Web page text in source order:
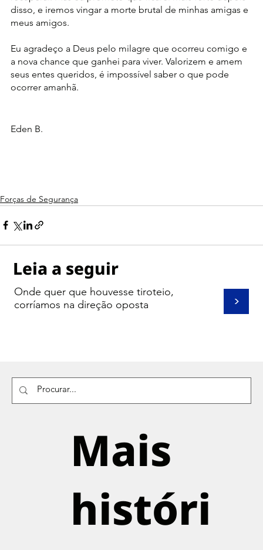
Leia a seguir
>
Onde quer que houvesse tiroteio,
corríamos na direção oposta
Mais
históri
disso, e iremos vingar a morte brutal de minhas amigas e
meus amigos.
Eu agradeço a Deus pelo milagre que ocorreu comigo e
a nova chance que ganhei para viver. Valorizem e amem
seus entes queridos, é impossível saber o que pode
ocorrer amanhã.
Eden B.
Forças de Segurança